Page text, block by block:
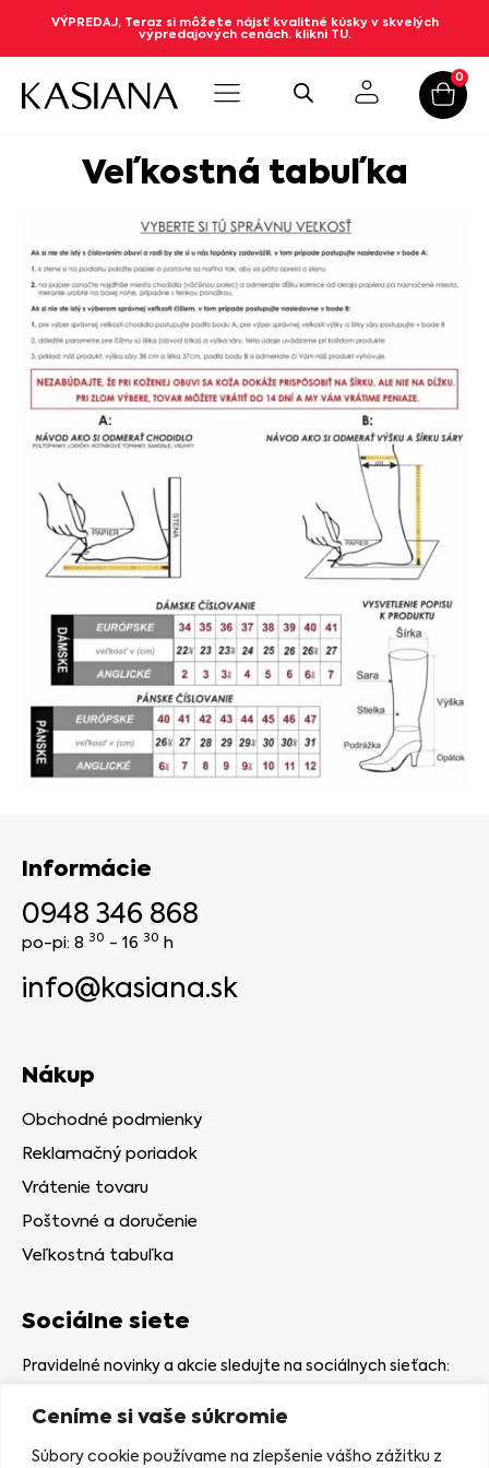
Ceníme si vaše súkromie
Súbory cookie používame na zlepšenie vášho zážitku z
VÝPREDAJ, Teraz si môžete nájsť kvalitné kúsky v skvelých
výpredajových cenách. klikni TU.
0
Veľkostná tabuľka
Informácie
0948 346 868
po-pi: 8 30 - 16 30 h
info@kasiana.sk
Nákup
Obchodné podmienky
Reklamačný poriadok
Vrátenie tovaru
Poštovné a doručenie
Veľkostná tabuľka
Sociálne siete
Pravidelné novinky a akcie sledujte na sociálnych sieťach: